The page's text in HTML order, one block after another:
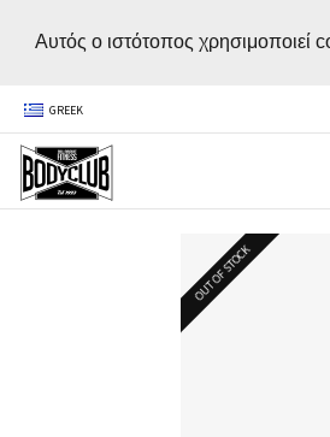
Αυτός ο ιστότοπος χρησιμοποιεί
GREEK
OUT OF STOCK